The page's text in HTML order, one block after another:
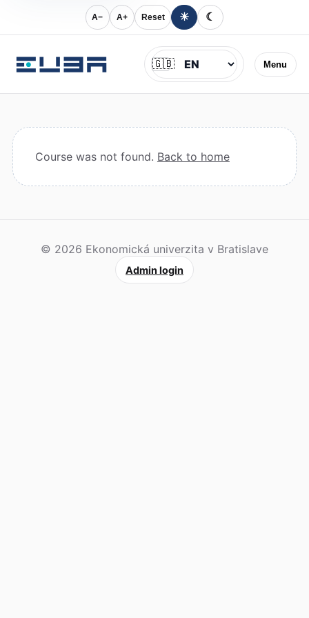
A− A+ Reset ☀ ☾
Menu
Jazyk
🇬🇧
Course was not found. Back to home
© 2026 Ekonomická univerzita v Bratislave
Admin login